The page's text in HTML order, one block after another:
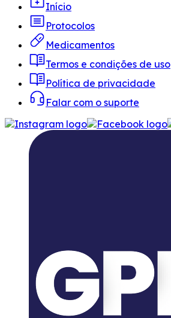
Início
Protocolos
Medicamentos
Termos e condições de uso
Política de privacidade
Falar com o suporte